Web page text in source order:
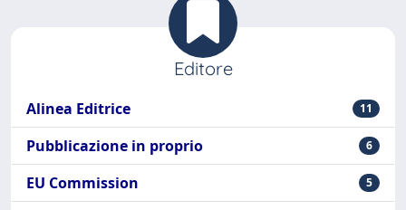
Editore
Alinea Editrice 11
Pubblicazione in proprio 6
EU Commission 5